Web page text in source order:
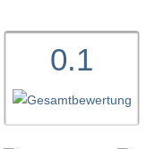
0.1